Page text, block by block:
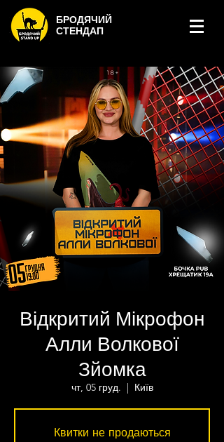
БРОДЯЧИЙ
СТЕНДАП
Відкритий Мікрофон
Алли Волкової
Зйомка
чт, 05 груд.
  |
Київ
Квитки не продаються